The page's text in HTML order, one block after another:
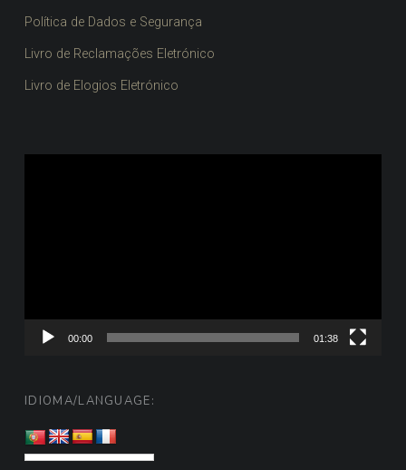
Política de Dados e Segurança
Livro de Reclamações Eletrónico
Livro de Elogios Eletrónico
00:00 01:38
IDIOMA/LANGUAGE: